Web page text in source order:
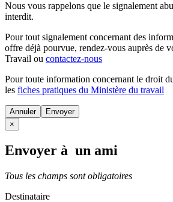
Nous vous rappelons que le signalement
interdit.
Pour tout signalement concernant des
offre déjà pourvue, rendez-vous auprès de
Travail ou contactez-nous
Pour toute information concernant le droit
les fiches pratiques du Ministère du travail
Annuler
×
Envoyer à un ami
Tous les champs sont obligatoires
Destinataire